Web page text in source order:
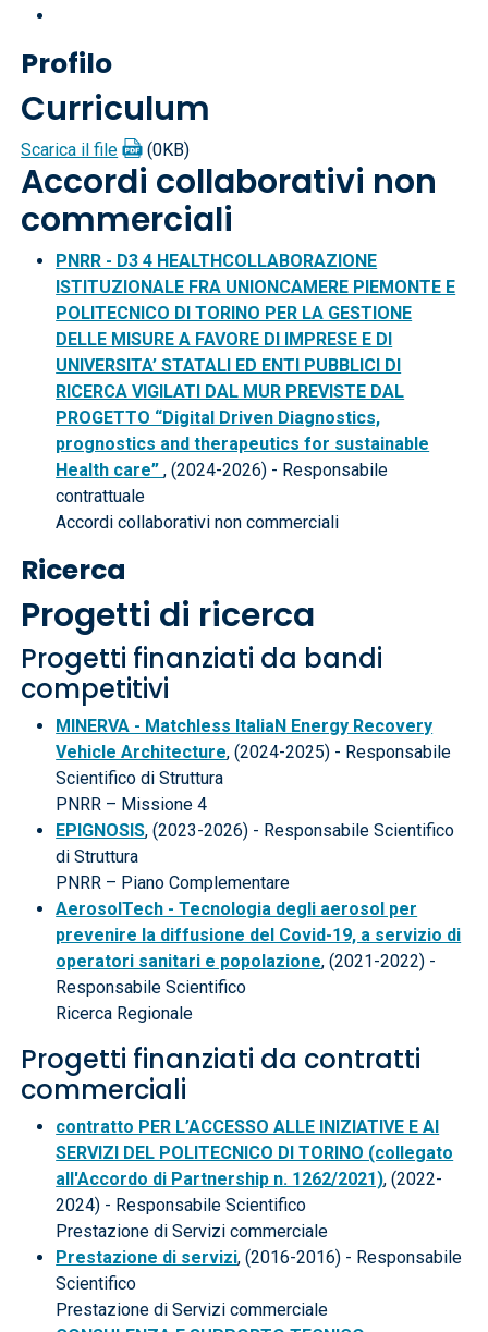
Profilo
Curriculum
Scarica il file (0KB)
Accordi collaborativi non
commerciali
PNRR - D3 4 HEALTHCOLLABORAZIONE
ISTITUZIONALE FRA UNIONCAMERE PIEMONTE E
POLITECNICO DI TORINO PER LA GESTIONE
DELLE MISURE A FAVORE DI IMPRESE E DI
UNIVERSITA’ STATALI ED ENTI PUBBLICI DI
RICERCA VIGILATI DAL MUR PREVISTE DAL
PROGETTO “Digital Driven Diagnostics,
prognostics and therapeutics for sustainable
Health care”, (2024-2026) - Responsabile
contrattuale
Accordi collaborativi non commerciali
Ricerca
Progetti di ricerca
Progetti finanziati da bandi
competitivi
MINERVA - Matchless ItaliaN Energy Recovery
Vehicle Architecture, (2024-2025) - Responsabile
Scientifico di Struttura
PNRR – Missione 4
EPIGNOSIS, (2023-2026) - Responsabile Scientifico
di Struttura
PNRR – Piano Complementare
AerosolTech - Tecnologia degli aerosol per
prevenire la diffusione del Covid-19, a servizio di
operatori sanitari e popolazione, (2021-2022) -
Responsabile Scientifico
Ricerca Regionale
Progetti finanziati da contratti
commerciali
contratto PER L’ACCESSO ALLE INIZIATIVE E AI
SERVIZI DEL POLITECNICO DI TORINO (collegato
all'Accordo di Partnership n. 1262/2021), (2022-
2024) - Responsabile Scientifico
Prestazione di Servizi commerciale
Prestazione di servizi, (2016-2016) - Responsabile
Scientifico
Prestazione di Servizi commerciale